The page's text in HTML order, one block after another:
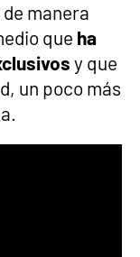
manera
que ha
y que
un poco más